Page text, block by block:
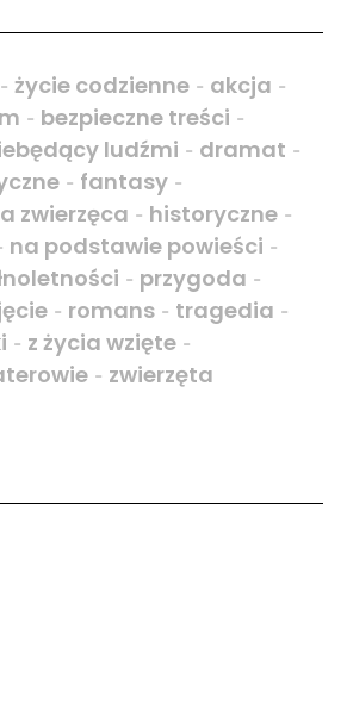
- życie codzienne - akcja -
- bezpieczne treści -
ludźmi - dramat -
- fantasy -
zwierzęca - historyczne -
na podstawie powieści -
- przygoda -
- romans - tragedia -
- z życia wzięte -
- zwierzęta